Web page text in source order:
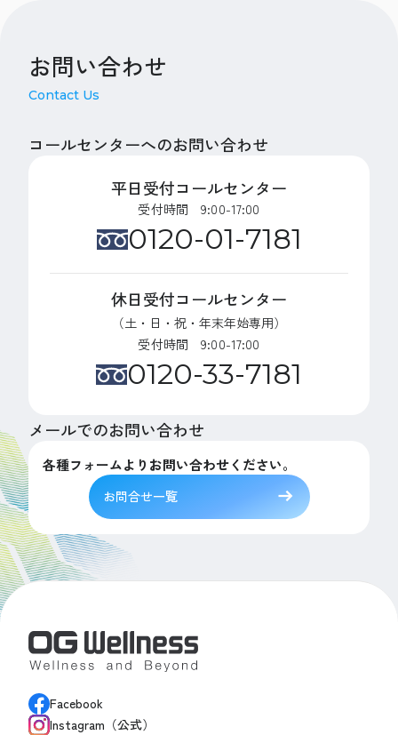
お問い合わせ
Contact Us
コールセンターへのお問い合わせ
平日受付コールセンター
受付時間 9:00-17:00
0120-01-7181
休日受付コールセンター
（土・日・祝・年末年始専用）
受付時間 9:00-17:00
0120-33-7181
メールでのお問い合わせ
各種フォームよりお問い合わせください。
お問合せ一覧
Facebook
Instagram（公式）